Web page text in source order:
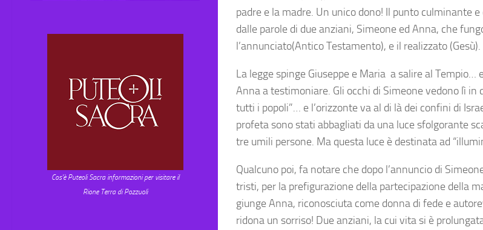
padre e la madre. Un unico dono! Il punto culminante
dalle parole di due anziani, Simeone ed Anna, che
l’annunciato(Antico Testamento), e il realizzato (Gesù).
La legge spinge Giuseppe e Maria a salire al Tempio…
Anna a testimoniare. Gli occhi di Simeone vedono lì in
tutti i popoli”… e l’orizzonte va al di là dei confini di
profeta sono stati abbagliati da una luce sfolgorante
tre umili persone. Ma questa luce è destinata ad
Qualcuno poi, fa notare che dopo l’annuncio di
tristi, per la prefigurazione della partecipazione della
giunge Anna, riconosciuta come donna di fede e
ridona un sorriso! Due anziani, la cui vita si è
Cos'è Puteoli Sacra informazioni per visitare il
Rione Terra di Pozzuoli